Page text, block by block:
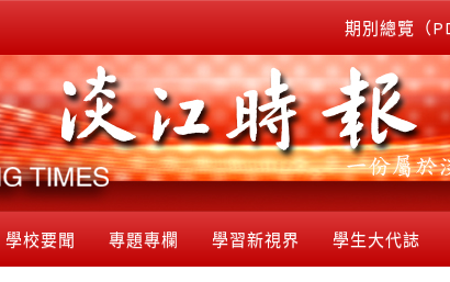
期別總覽（
學校要聞 專題專欄 學習新視界 學生大代誌